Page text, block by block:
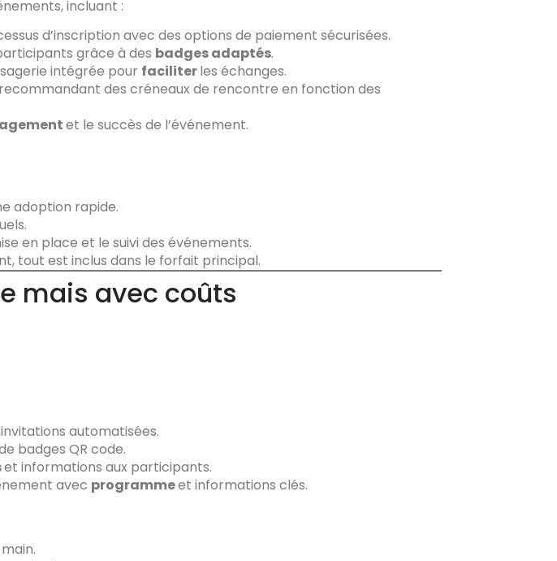
incluant :
d’inscription avec des options de paiement sécurisées.
grâce à des badges adaptés.
intégrée pour faciliterles échanges.
des créneaux de rencontre en fonction des
et le succès de l’événement.
adoption rapide.
en place et le suivi des événements.
tout est inclus dans le forfait principal.
mais avec coûts
automatisées.
badges QR code.
et informations aux participants.
avec programmeet informations clés.